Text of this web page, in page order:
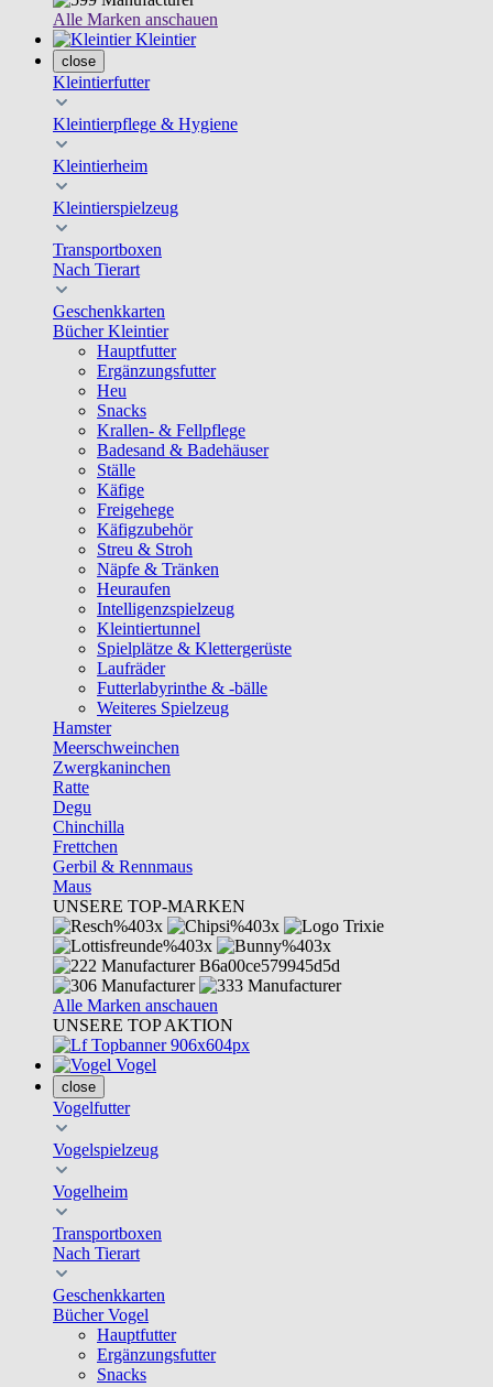
Alle Marken anschauen
Kleintier
close
Kleintierfutter
Kleintierpflege & Hygiene
Kleintierheim
Kleintierspielzeug
Transportboxen
Nach Tierart
Geschenkkarten
Bücher Kleintier
Hauptfutter
Ergänzungsfutter
Heu
Snacks
Krallen- & Fellpflege
Badesand & Badehäuser
Ställe
Käfige
Freigehege
Käfigzubehör
Streu & Stroh
Näpfe & Tränken
Heuraufen
Intelligenzspielzeug
Kleintiertunnel
Spielplätze & Klettergerüste
Laufräder
Futterlabyrinthe & -bälle
Weiteres Spielzeug
Hamster
Meerschweinchen
Zwergkaninchen
Ratte
Degu
Chinchilla
Frettchen
Gerbil & Rennmaus
Maus
UNSERE TOP-MARKEN
Alle Marken anschauen
UNSERE TOP AKTION
Vogel
close
Vogelfutter
Vogelspielzeug
Vogelheim
Transportboxen
Nach Tierart
Geschenkkarten
Bücher Vogel
Hauptfutter
Ergänzungsfutter
Snacks